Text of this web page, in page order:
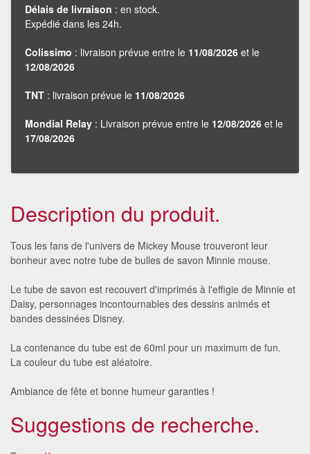
Délais de livraison : en stock.
Expédié dans les 24h.
Colissimo : livraison prévue entre le 11/08/2026 et le
12/08/2026
TNT : livraison prévue le 11/08/2026
Mondial Relay : Livraison prévue entre le 12/08/2026 et le
17/08/2026
Description du produit.
Tous les fans de l'univers de Mickey Mouse trouveront leur
bonheur avec notre tube de bulles de savon Minnie mouse.
Le tube de savon est recouvert d'imprimés à l'effigie de Minnie et
Daisy, personnages incontournables des dessins animés et
bandes dessinées Disney.
La contenance du tube est de 60ml pour un maximum de fun.
La couleur du tube est aléatoire.
Ambiance de fête et bonne humeur garanties !
Suggestions de recherche.